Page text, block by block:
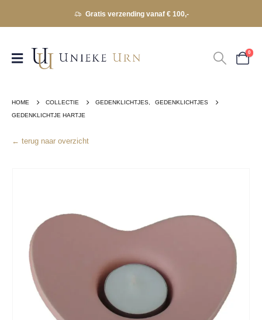
Gratis verzending vanaf € 100,-
0
HOME COLLECTIE GEDENKLICHTJES
GEDENKLICHTJES
GEDENKLICHTJE HARTJE
← terug naar overzicht